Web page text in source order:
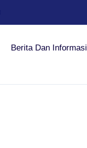
Berita Dan Informasi